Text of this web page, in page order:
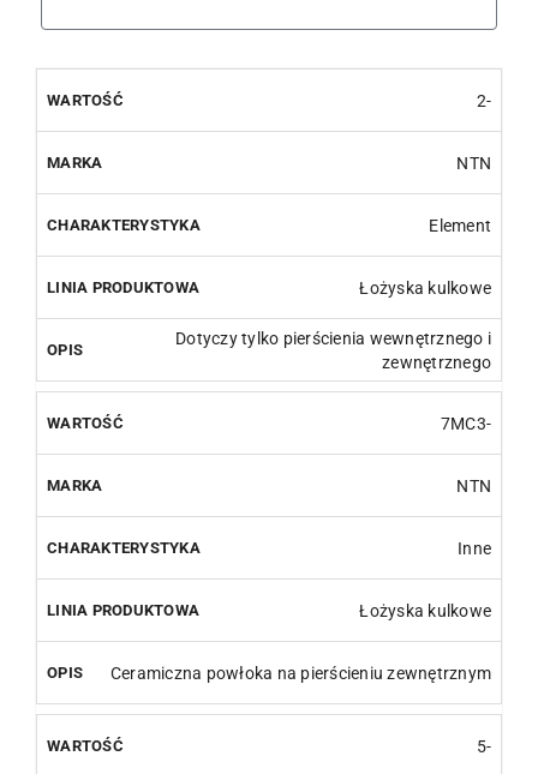
2-
NTN
Element
Łożyska kulkowe
Dotyczy tylko pierścienia wewnętrznego i
zewnętrznego
7MC3-
NTN
Inne
Łożyska kulkowe
Ceramiczna powłoka na pierścieniu zewnętrznym
5-